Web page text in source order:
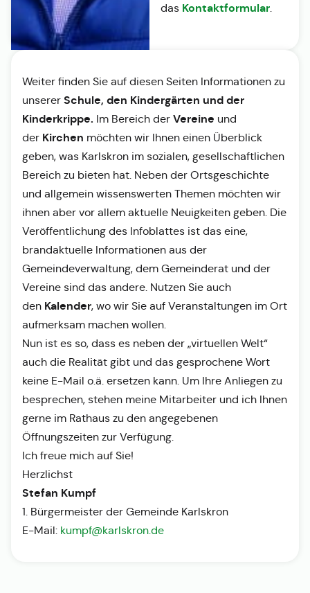
das Kontaktformular.
Weiter finden Sie auf diesen Seiten Informationen zu
unserer Schule, den Kindergärten und der
Kinderkrippe. Im Bereich der Vereine und
der Kirchen möchten wir Ihnen einen Überblick
geben, was Karlskron im sozialen, gesellschaftlichen
Bereich zu bieten hat. Neben der Ortsgeschichte
und allgemein wissenswerten Themen möchten wir
ihnen aber vor allem aktuelle Neuigkeiten geben. Die
Veröffentlichung des Infoblattes ist das eine,
brandaktuelle Informationen aus der
Gemeindeverwaltung, dem Gemeinderat und der
Vereine sind das andere. Nutzen Sie auch
den Kalender, wo wir Sie auf Veranstaltungen im Ort
aufmerksam machen wollen.
Nun ist es so, dass es neben der „virtuellen Welt“
auch die Realität gibt und das gesprochene Wort
keine E-Mail o.ä. ersetzen kann. Um Ihre Anliegen zu
besprechen, stehen meine Mitarbeiter und ich Ihnen
gerne im Rathaus zu den angegebenen
Öffnungszeiten zur Verfügung.
Ich freue mich auf Sie!
Herzlichst
Stefan Kumpf
1. Bürgermeister der Gemeinde Karlskron
E-Mail: kumpf@karlskron.de